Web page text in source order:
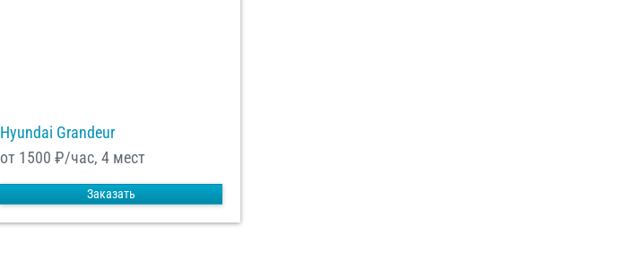
Hyundai Grandeur
от 1500 ₽/час, 4 мест
Заказать